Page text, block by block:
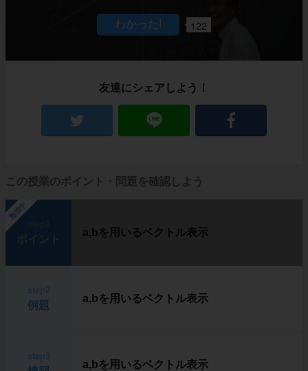
122
友達にシェアしよう！
この授業のポイント・問題を確認しよう
勉強中
a,bを用いるベクトル表示
例題
a,bを用いるベクトル表示
a,bを用いるベクトル表示